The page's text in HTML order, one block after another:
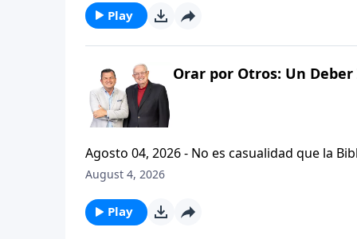
Play
Orar por Otros: Un Deber
Agosto 04, 2026 - No es casualidad que la Biblia contenga
profetas, apostoles...de gente comun y
especifica.
August 4, 2026
Play